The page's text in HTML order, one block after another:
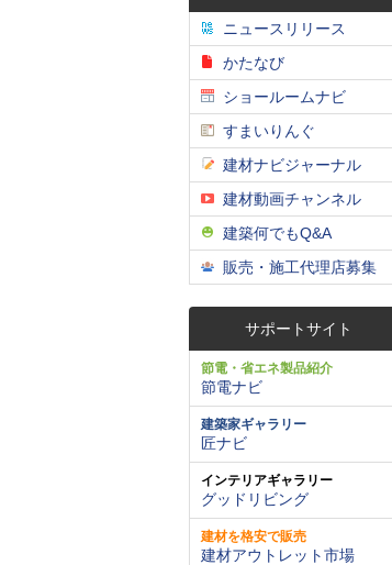
ニュースリリース
かたなび
ショールームナビ
すまいりんぐ
建材ナビジャーナル
建材動画チャンネル
建築何でもQ&A
販売・施工代理店募集
サポートサイト
節電・省エネ製品紹介
節電ナビ
建築家ギャラリー
匠ナビ
インテリアギャラリー
グッドリビング
建材を格安で販売
建材アウトレット市場